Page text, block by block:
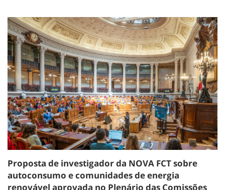
Proposta de investigador da NOVA FCT sobre
autoconsumo e comunidades de energia
renovável aprovada no Plenário das Comissões